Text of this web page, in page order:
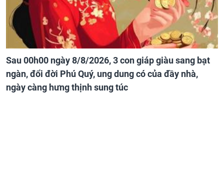
Sau 00h00 ngày 8/8/2026, 3 con giáp giàu sang bạt
ngàn, đổi đời Phú Quý, ung dung có của đầy nhà,
ngày càng hưng thịnh sung túc